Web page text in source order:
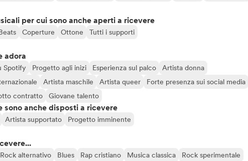
per cui sono anche aperti a ricevere
Coperture Ottone Tutti i supporti
adora
Spotify Progetto agli inizi Esperienza sul palco
Artista donna
Artista maschile Artista queer
Forte presenza sui social media
contratto
Giovane talento
sono anche disposti a ricevere
Artista supportato Progetto imminente
Rock alternativo Blues Rap cristiano Musica classica
Rock sperimentale